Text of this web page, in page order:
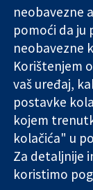
dokazi.
Bolje zdravlje.
The Cochrane
company limited
England & Wales.
Copyright © 2026
neobavezne
pomoći da ju
neobavezne
Korištenjem
vaš uređaj,
postavke
kojem
kolačića" u
Za detaljnije
koristimo